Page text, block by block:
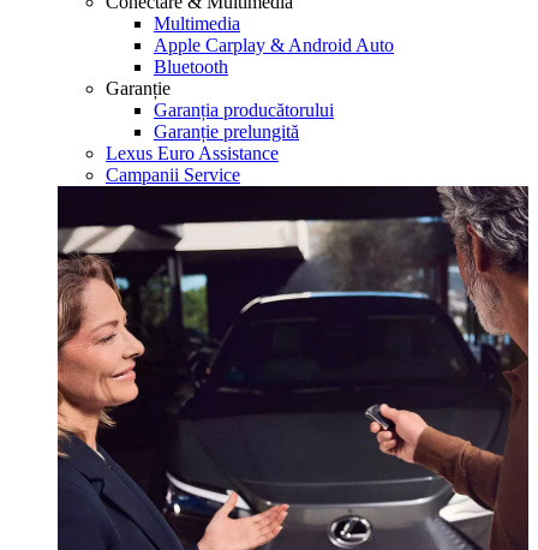
Multimedia
Apple Carplay & Android Auto
Bluetooth
Garanție
Garanția producătorului
Garanție prelungită
Lexus Euro Assistance
Campanii Service